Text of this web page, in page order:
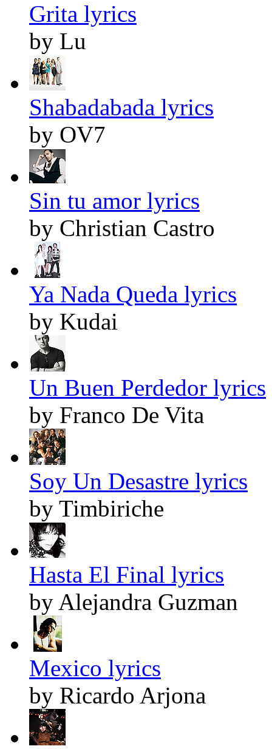
Grita lyrics
by Lu
Shabadabada lyrics
by OV7
Sin tu amor lyrics
by Christian Castro
Ya Nada Queda lyrics
by Kudai
Un Buen Perdedor lyrics
by Franco De Vita
Soy Un Desastre lyrics
by Timbiriche
Hasta El Final lyrics
by Alejandra Guzman
Mexico lyrics
by Ricardo Arjona